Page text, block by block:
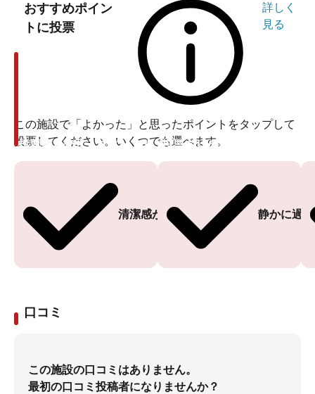
おすすめポイン
トに投票
詳しく
見る
この施設で「よかった」と思ったポイントをタップして
投票してください。いくつでも選べます。
清潔感がある
投票ありがとうございます
静かに過
投票ありがとうございます
口コミ
この施設の口コミはありません。
最初の口コミ投稿者になりませんか？